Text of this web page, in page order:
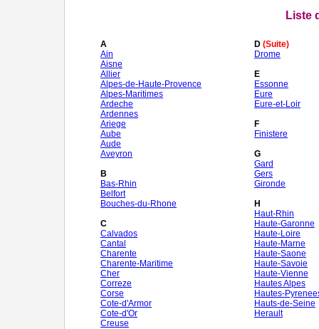
Liste
A
Ain
Aisne
Allier
Alpes-de-Haute-Provence
Alpes-Maritimes
Ardeche
Ardennes
Ariege
Aube
Aude
Aveyron
B
Bas-Rhin
Belfort
Bouches-du-Rhone
C
Calvados
Cantal
Charente
Charente-Maritime
Cher
Correze
Corse
Cote-d'Armor
Cote-d'Or
Creuse
D (Suite)
Drome
E
Essonne
Eure
Eure-et-Loir
F
Finistere
G
Gard
Gers
Gironde
H
Haut-Rhin
Haute-Garonne
Haute-Loire
Haute-Marne
Haute-Saone
Haute-Savoie
Haute-Vienne
Hautes Alpes
Hautes-
Hauts-de-Seine
Herault